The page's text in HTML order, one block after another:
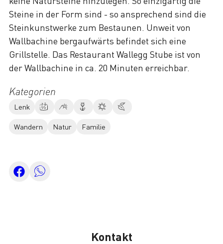
Kategorien
Lenk
Wandern Natur Familie
Steine in der Form sind - so ansprechend sind die
Steinkunstwerke zum Bestaunen. Unweit von
Wallbachine bergaufwärts befindet sich eine
Grillstelle. Das Restaurant Wallegg Stube ist von
der Wallbachine in ca. 20 Minuten erreichbar.
Kontakt